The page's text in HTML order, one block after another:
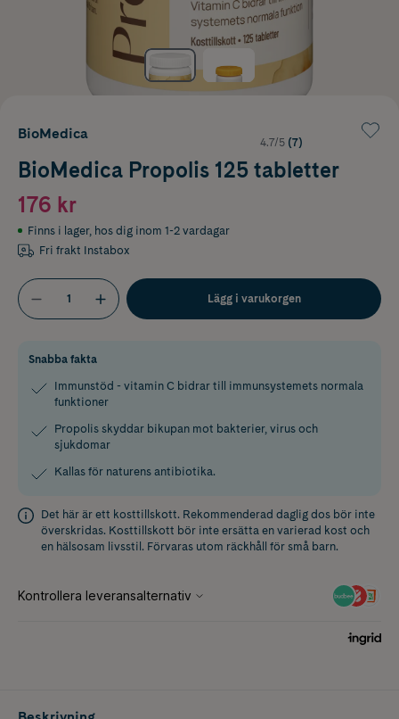
BioMedica
4.7/5 (7)
BioMedica Propolis 125 tabletter
176 kr
Finns i lager, hos dig inom 1-2 vardagar
Fri frakt Instabox
Lägg i varukorgen
Snabba fakta
Immunstöd - vitamin C bidrar till immunsystemets normala
funktioner
Propolis skyddar bikupan mot bakterier, virus och
sjukdomar
Kallas för naturens antibiotika.
Det här är ett kosttillskott. Rekommenderad daglig dos bör inte
överskridas. Kosttillskott bör inte ersätta en varierad kost och
en hälsosam livsstil. Förvaras utom räckhåll för små barn.